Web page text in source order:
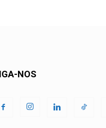
NOS